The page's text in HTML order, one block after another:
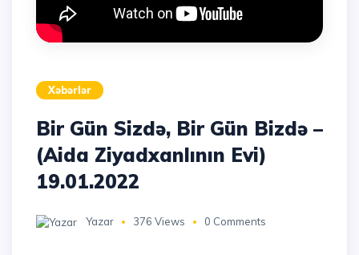
Xəbərlər
Bir Gün Sizdə, Bir Gün Bizdə –
(Aida Ziyadxanlının Evi)
19.01.2022
Yazar 376 Views 0 Comments